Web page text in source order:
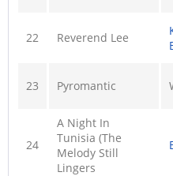
22 Reverend Lee
23 Pyromantic
24
A Night In
Tunisia (The
Melody Still
Lingers